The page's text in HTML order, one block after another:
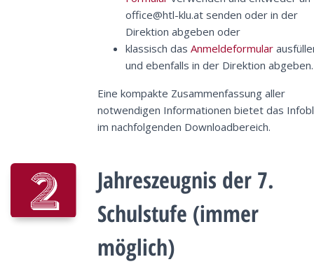
office@htl-klu.at senden oder in der
Direktion abgeben oder
klassisch dasAnmeldeformular
und ebenfalls in der Direktion abgeben.
Eine kompakte Zusammenfassung aller
notwendigen Informationen bietet das
im nachfolgenden Downloadbereich.
Jahreszeugnis der 7.
Schulstufe (immer
möglich)